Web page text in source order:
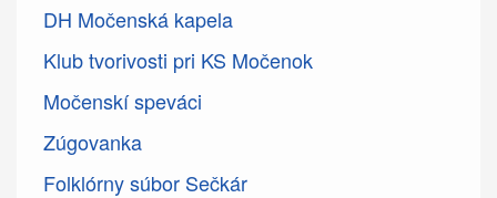
DH Močenská kapela
Klub tvorivosti pri KS Močenok
Močenskí speváci
Zúgovanka
Folklórny súbor Sečkár